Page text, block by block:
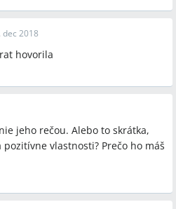
dec 2018
hovorila
jeho rečou. Alebo to skrátka,
vlastnosti? Prečo ho máš